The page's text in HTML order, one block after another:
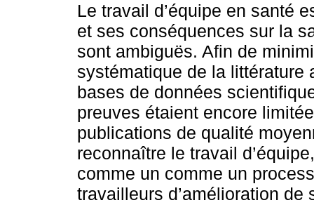
Le travail d’équipe en santé
et ses conséquences sur la
sont ambiguës. Afin de
systématique de la littérature
bases de données
preuves étaient encore
publications de qualité
reconnaître le travail
comme un comme un
travailleurs d’amélioration